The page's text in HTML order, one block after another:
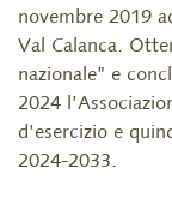
novembre 2019
Val Calanca.
nazionale” e
2024
d’esercizio e
2024-2033.